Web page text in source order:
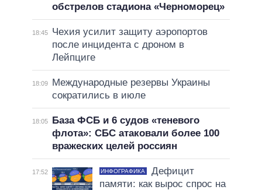
обстрелов стадиона «Черноморец»
18:45
Чехия усилит защиту аэропортов
после инцидента с дроном в
Лейпциге
18:09
Международные резервы Украины
сократились в июле
18:05
База ФСБ и 6 судов «теневого
флота»: СБС атаковали более 100
вражеских целей россиян
17:52 ИНФОГРАФИКА
Дефицит
памяти: как вырос спрос на